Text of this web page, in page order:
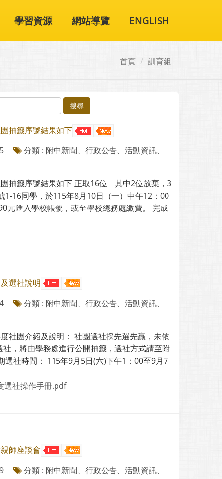
學習資源 網站導覽 ENGLISH
首頁 訓育組
搜尋
抽籤序號結果如下
分類 : 附中新聞、行政公告、活動資訊、
抽籤序號結果如下 正取16位，其中2位放棄，3
1-16同學，於115年8月10日（一）中午12：00
元匯入學校帳號，或至學校總務處繳費。 完成
選社說明
分類 : 附中新聞、行政公告、活動資訊、
社團介紹及說明： 社團選社採先選先贏，未依
社，將由學務處進行公開抽籤，選社方式請至附
選社時間： 115年9月5日(六)下午1：00至9月7
選社操作手冊.pdf
師座談會
分類 : 附中新聞、行政公告、活動資訊、